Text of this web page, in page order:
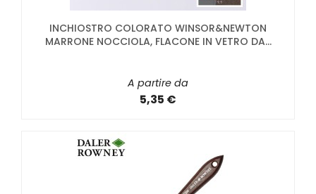
INCHIOSTRO COLORATO WINSOR&NEWTON
MARRONE NOCCIOLA, FLACONE IN VETRO DA...
A partire da
5,35 €